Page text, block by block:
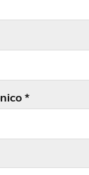
*